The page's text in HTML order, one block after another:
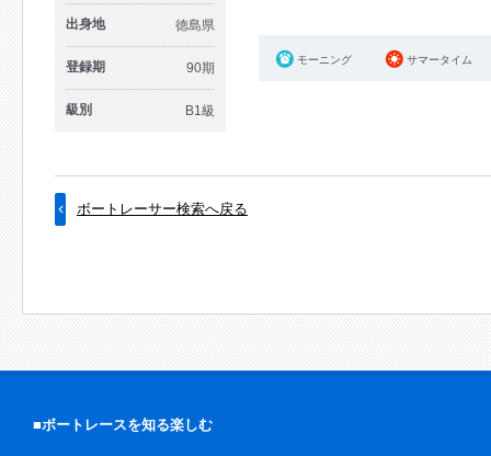
出身地 徳島県
登録期 90期
級別 B1級
モーニング サマータイム
ボートレーサー検索へ戻る
■ボートレースを知る楽しむ